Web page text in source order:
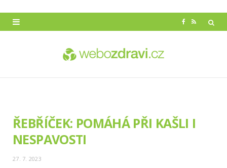
R
ŘEBŘÍČEK: POMÁHÁ PŘI KAŠLI I
NESPAVOSTI
27. 7. 2023